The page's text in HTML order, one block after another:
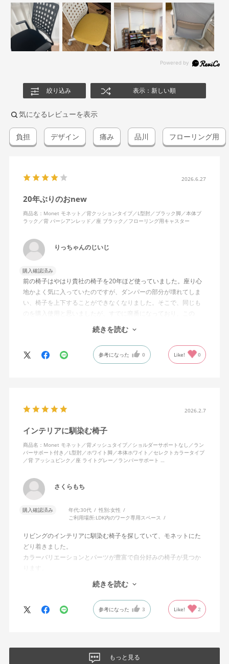
絞り込み 表示：新しい順
気になるレビューを表示
負担 デザイン 痛み 品川 フローリング用
2026.6.27
20年ぶりのおnew
商品名：Monet モネット／背クッションタイプ／L型肘／ブラック脚／本体ブ
ラック／背 パーシアンレッド／座 ブラック／フローリング用キャスター
りっちゃんのじいじ
購入確認済み
前の椅子はやはり貴社の椅子を20年ほど使っていました。座り心
地かよく気に入っていたのですが、ダンパーの部分が壊れてしま
い、椅子を上下することができなくなりました。そこで、同じも
のを購入使用と思いましたが、すでに廃番になっており、この
MonEtを購入しました。やや固めの椅子ですが、使っているうち
になじんでくるのではと思っています。フローリング床で使って
いますが、ややキャスターがよく動きすぎるのが難点でしょう
か。
続きを読む
参考になった 0 Like! 0
2026.2.7
インテリアに馴染む椅子
商品名：Monet モネット／背メッシュタイプ／ショルダーサポートなし／ラン
バーサポート付き／L型肘／ホワイト脚／本体ホワイト／セレクトカラータイプ
／背 アッシュピンク／座 ライトグレー／ランバーサポート …
さくらもち
購入確認済み 年代:30代 性別:女性
ご利用場所:LDK内のワーク専用スペース
リビングのインテリアに馴染む椅子を探していて、モネットにた
どり着きました。
カラーバリエーションとパーツが豊富で自分好みの椅子が見つか
オフィスチェアにしては比較的コンパクトで家に置くのに最適で
した、座り心地も良く大変気に入っています。
今回どうしても欲しい色の組み合わせがあったので固定肘の物を
購入しましたが、欲を言えば稼働肘バージョンもバイカラーなど
続きを読む
参考になった 3 Like! 2
もっと見る